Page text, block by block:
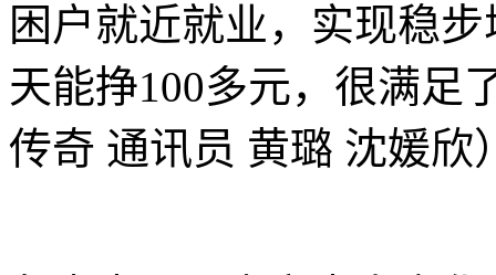
困户就近就业，实现稳
天能挣100多元，很满足
传奇 通讯员 黄璐 沈媛欣